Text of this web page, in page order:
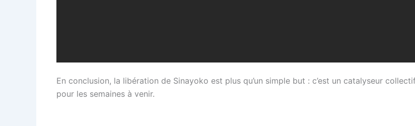
En conclusion, la libération de Sinayoko est plus qu’un simple but : c’est un catalyseur
pour les semaines à venir.